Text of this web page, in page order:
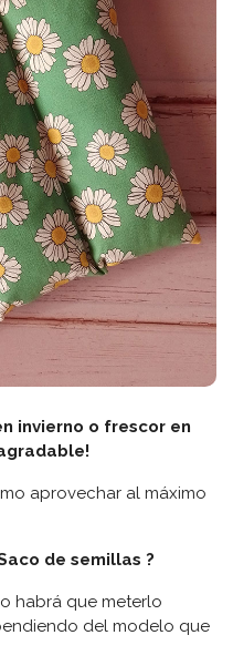
invierno o frescor en
aprovechar al máximo
de semillas ?
habrá que meterlo
del modelo que